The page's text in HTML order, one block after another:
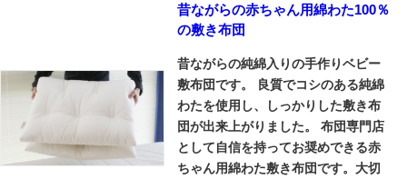
昔ながらの赤ちゃん用綿わた100％
の敷き布団
昔ながらの純綿入りの手作りベビー
敷布団です。 良質でコシのある純綿
わたを使用し、しっかりした敷き布
団が出来上がりました。 布団専門店
として自信を持ってお奨めできる赤
ちゃん用綿わた敷き布団です。大切